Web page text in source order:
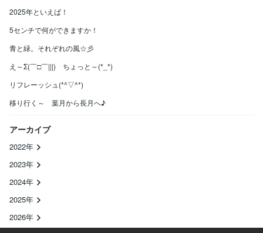
2025年といえば！
5センチで何ができますか！
青と緑。それぞれの風☆彡
え～Σ(￣□￣|||) ちょっと～(*_*)
リフレーッシュ(*^▽^*)
移り行く～ 葉月から長月へ♪
アーカイブ
2022年
2023年
2024年
2025年
2026年